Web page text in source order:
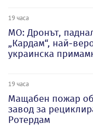
19 часа
МО: Дронът,
„Кардам“, най-
украинска
19 часа
Мащабен пожар
завод за
Ротердам